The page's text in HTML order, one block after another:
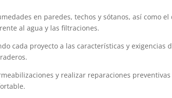
en paredes, techos y sótanos, así como
al agua y las filtraciones.
cada proyecto a las características y
y realizar reparaciones